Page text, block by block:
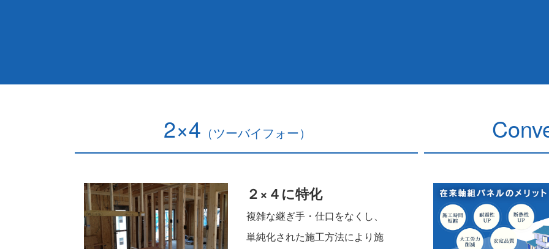
2×4 （ツーバイフォー）
２×４に特化
複雑な継ぎ手・仕口をなくし、
単純化された施工方法により施